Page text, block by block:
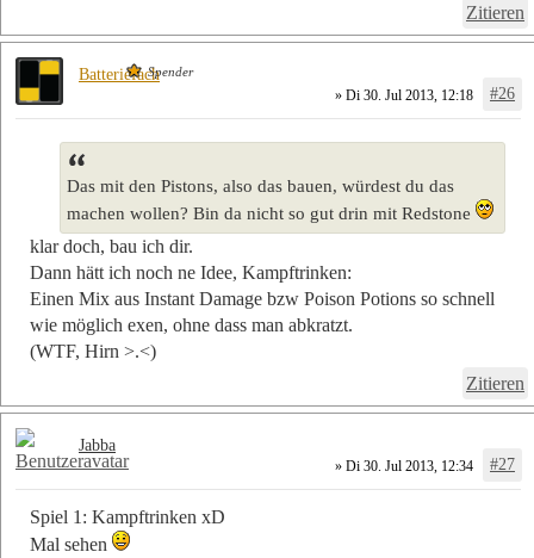
Zitieren
» Di 30. Jul 2013, 12:18 #26
Das mit den Pistons, also das bauen, würdest du das
machen wollen? Bin da nicht so gut drin mit Redstone
klar doch, bau ich dir.
Dann hätt ich noch ne Idee, Kampftrinken:
Einen Mix aus Instant Damage bzw Poison Potions so schnell
wie möglich exen, ohne dass man abkratzt.
(WTF, Hirn >.<)
Zitieren
BatteriefachSpender
» Di 30. Jul 2013, 12:34 #27
Spiel 1: Kampftrinken xD
Mal sehen
Jabba